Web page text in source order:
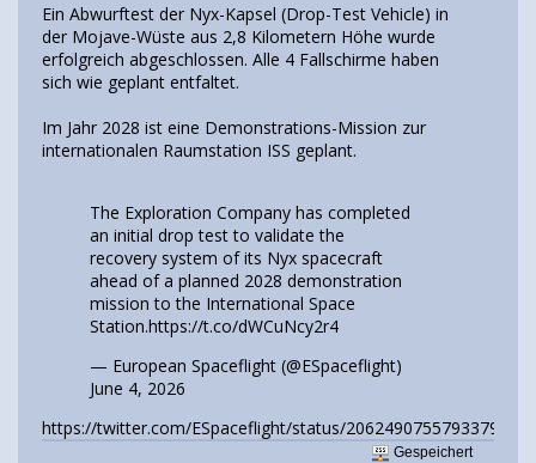
Ein Abwurftest der Nyx-Kapsel (Drop-Test Vehicle) in
der Mojave-Wüste aus 2,8 Kilometern Höhe wurde
erfolgreich abgeschlossen. Alle 4 Fallschirme haben
sich wie geplant entfaltet.
Im Jahr 2028 ist eine Demonstrations-Mission zur
internationalen Raumstation ISS geplant.
The Exploration Company has completed
an initial drop test to validate the
recovery system of its Nyx spacecraft
ahead of a planned 2028 demonstration
mission to the International Space
Station.https://t.co/dWCuNcy2r4
— European Spaceflight (@ESpaceflight)
June 4, 2026
https://twitter.com/ESpaceflight/status/2062490755793379435
Gespeichert